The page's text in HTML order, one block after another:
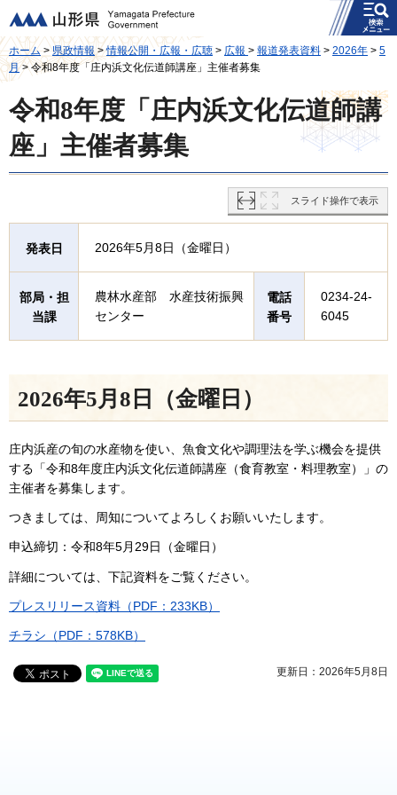
山形県
メニュー
ホーム>県政情報>情報公開・広報・広聴 > 広報 > 報道発表資料 > 2026年 > 5
月> 令和8年度「庄内浜文化伝道師講座」主催者募集
令和8年度「庄内浜文化伝道師講
座」主催者募集
スライド操作で表示
発表日 2026年5月8日（金曜日）
部局・担
当課
農林水産部 水産技術振興
センター
電話
番号
0234-24-
6045
2026年5月8日（金曜日）
庄内浜産の旬の水産物を使い、魚食文化や調理法を学ぶ機会を提供
する「令和8年度庄内浜文化伝道師講座（食育教室・料理教室）」の
主催者を募集します。
つきましては、周知についてよろしくお願いいたします。
申込締切：令和8年5月29日（金曜日）
詳細については、下記資料をご覧ください。
プレスリリース資料（PDF：233KB）
チラシ（PDF：578KB）
更新日：2026年5月8日